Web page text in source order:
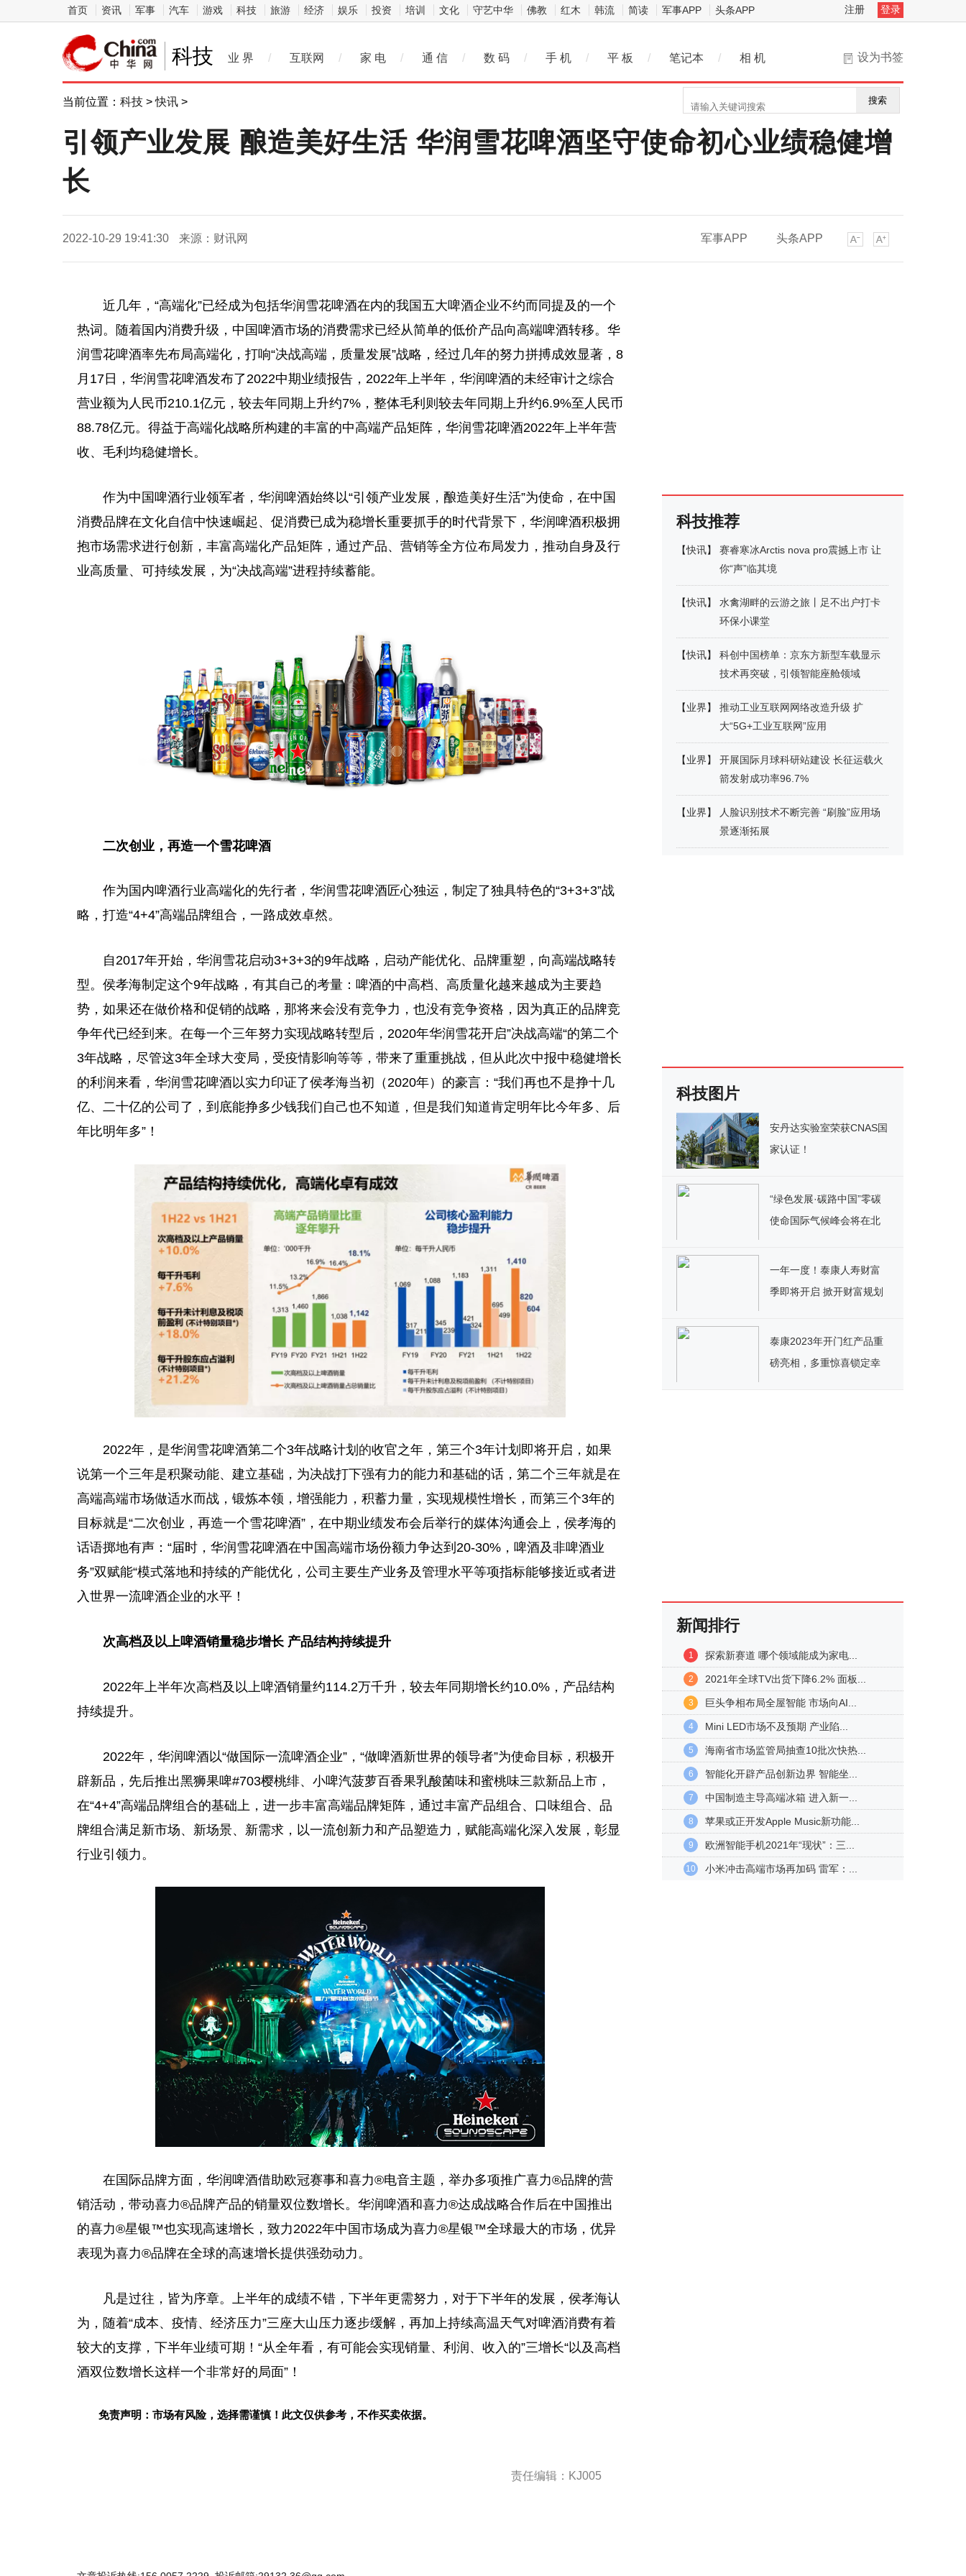
首页 资讯 军事 汽车 游戏 科技 旅游 经济 娱乐 投资 培训 文化 守艺中华 佛教 红木 韩流 简读 军事APP 头条APP 注册 登录
科技 设为书签
业 界 / 互联网 / 家 电 / 通 信 / 数 码 / 手 机 / 平 板 / 笔记本 / 相 机
当前位置： 科技 >快讯 > 搜索
引领产业发展 酿造美好生活 华润雪花啤酒坚守使命初心业绩稳健增
长
2022-10-29 19:41:30 来源：财讯网 军事APP 头条APP
近 几年，“高端化”已经成为包括华润雪花啤酒在内的我国五大啤酒企业不约而同提及的一个
热词。随着国内消费升级， 中国啤酒市场的消费需求已经从简单的低价产品向高端啤酒转移。华
润雪花啤酒率先布局高端化，打响“决战高端，质量发展”战略，经过几年的努力拼搏成效显著，8
月17日，华润雪花啤酒发布了2022中期业绩报告，2022年上半年，华润啤酒的未经审计之综合
营业额为 人民币210.1亿元，较去年同期上升约7%，整体毛利则较去年同期上升约6.9%至 人民币
88.78亿元。得益于高端化战略所构建的丰富的中高端产品矩阵，华润雪花啤酒2022年上半年营
收、毛利均稳健增长。
作为中国啤酒行业领军者，华润啤酒始终以“引领产业发展，酿造美好生活”为使命 ，在中国
消费品牌在文化自信中快速崛起、促消费已成为稳增长重要抓手的时代背景下，华润啤酒积极拥
抱市场需求进行创新，丰富高端化产品矩阵，通过产品、营销等全方位布局发力，推动自身及行
业高质量、可持续发展，为“决战高端”进程持续蓄能。
二次创业，再造一个雪花啤酒
作为国内啤酒行业高端化的先行者，华润雪花啤酒匠心独运，制定了独具特色的“3+3+3”战
略，打造“4+4”高端品牌组合， 一路成效卓然。
自2017年开始，华润雪花启动3+3+3的9年战略，启动产能优化、品牌重塑，向高端战略转
型。侯孝海制定这个9年战略，有其自己的考量：啤酒的中高档、高质量化越来越成为主要趋
势，如果还在做价格和促销的战略，那将来会没有竞争力，也没有竞争资格，因为真正的品牌竞
争年代已经到来。在每一个三年努力实现战略转型后，2020年华润雪花开启”决战高端“的第二个
3年战略，尽管这3年全球大变局，受疫情影响等等，带来了重重挑战，但从此次中报中稳健增长
的利润来看，华润雪花啤酒以实力印证了侯孝海当初（2020年）的豪言：“我们再也不是挣十几
亿、 二十亿的公司了，到底能挣多少钱我们自己也不知道，但是我们知道肯定明年比今年多、后
年比明年多”！
2022年，是华润雪花啤酒第二个3年战略计划 的收官之年，第三个3年计划即将开启，如果
说第一个三年是积聚动能、建立基础，为决战打下强有力的能力和基础的话，第二个三年就是在
高端高端市场做适水而战，锻炼本领，增强能力，积蓄力量，实现规模性增长，而第三个3年的
目标就是“二次创业，再造一个雪花啤酒”，在中期业绩发布会后举行的媒体沟通会上，侯孝海的
话语掷地有声：“届时，华润雪花啤酒在中国高端市场份额力争达到20-30%，啤酒及非啤酒业
务”双赋能“模式落地和持续的产能优化，公司主要生产业务及管理水平等项指标能够接近或者进
入世界一流啤酒企业的水平 ！
次高档及以上啤酒销量稳步增长 产品结构持续提升
2022年上半年次高档及以上啤酒销量约114.2万千升，较去年同期增长约10.0%，产品结构
持续提升。
2022年，华润啤酒以“做国际一流啤酒企业”，“做啤酒新世界的领导者”为使命目标，积极开
辟新品，先后推出黑狮果啤#703樱桃绯、小啤汽菠萝百香果乳酸菌味和蜜桃味三款新品上市，
在“4+4”高端品牌组合的基础上，进一步丰富高端品牌矩阵，通过丰富产品组合、口味组合、品
牌组合满足新市场、新场景、新需求，以一流创新力和产品塑造力，赋能高端化深入发展，彰显
行业引领力。
在国际品牌方面，华润啤酒借助欧冠赛事和喜力®电音主题，举办多项推广喜力®品牌的营
销活动，带动喜力®品牌产品的销量双位数增长。华润啤酒和喜力®达成战略合作后在中国推出
的喜力®星银™也实现高速增长，致力2022年中国市场成为喜力®星银™全球最大的市场，优异
表现为喜力®品牌在全球的高速增长提供强劲动力。
凡是过往，皆为序章。上半年的成绩不错，下半年更需努力，对于下半年的发展，侯孝海认
为，随着“成本、 疫情、 经济压力”三座大山压力逐步缓解，再加上持续高温天气对啤酒消费有着
较大的支撑，下半年业绩可期！“从全年看，有可能会实现销量、利润、收入的”三增长“以及高档
酒双位数增长这样一个非常好的局面”！
免责声明：市场有风险，选择需谨慎！此文仅供参考，不作买卖依据。
责任编辑：KJ005
科技推荐
【快讯】
赛睿寒冰Arctis nova pro震撼上市 让
你“声”临其境
【快讯】
水禽湖畔的云游之旅丨足不出户打卡
环保小课堂
【快讯】
科创中国榜单：京东方新型车载显示
技术再突破，引领智能座舱领域
【业界】
推动工业互联网网络改造升级 扩
大“5G+工业互联网”应用
【业界】
开展国际月球科研站建设 长征运载火
箭发射成功率96.7%
【业界】
人脸识别技术不断完善 “刷脸”应用场
景逐渐拓展
科技图片
安丹达实验室荣获CNAS国
家认证！
“绿色发展·碳路中国”零碳
使命国际气候峰会将在北
一年一度！泰康人寿财富
季即将开启 掀开财富规划
泰康2023年开门红产品重
磅亮相，多重惊喜锁定幸
新闻排行
1 探索新赛道 哪个领域能成为家电...
2 2021年全球TV出货下降6.2% 面板...
3 巨头争相布局全屋智能 市场向AI...
4 Mini LED市场不及预期 产业陷...
5 海南省市场监管局抽查10批次快热...
6 智能化开辟产品创新边界 智能坐...
7 中国制造主导高端冰箱 进入新一...
8 苹果或正开发Apple Music新功能...
9 欧洲智能手机2021年“现状”：三...
10 小米冲击高端市场再加码 雷军：...